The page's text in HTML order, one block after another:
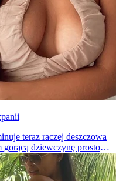
teraz raczej deszczowa
dziewczynę prosto z
dostać szoku termicznego,